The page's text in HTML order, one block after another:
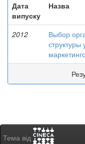
Дата
випуску
Назва
2012
Выбор
структуры
Тема від